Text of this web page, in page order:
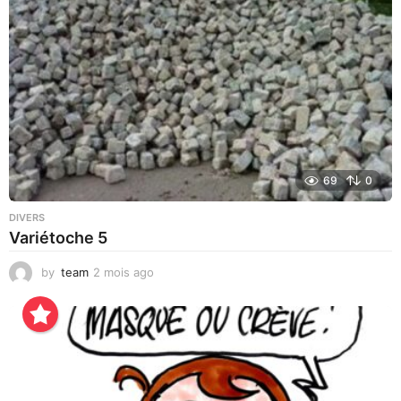
o
69 0
DIVERS
Variétoche 5
by team 2 mois ago
e
m
a
i
n
e